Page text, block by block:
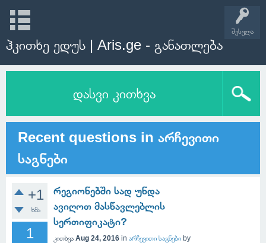
შესვლა
ჰკითხე ედუს | Aris.ge - განათლება
დასვი კითხვა
Recent questions in არჩევითი
საგნები
+1
ხმა
1
რეგიონებში სად უნდა
ავიღოთ მასწავლებლის
სერთიფიკატი?
კითხვა Aug 24, 2016 in არჩევითი საგნები by